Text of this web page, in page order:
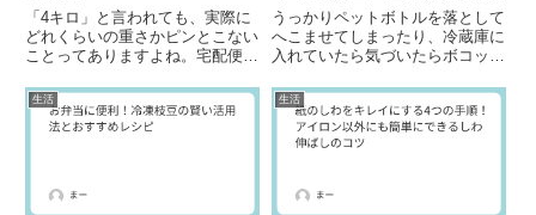
「4キロ」と言われても、実際に
どれくらいの重さかピンとこない
ことってありますよね。宅配便の
さらには赤ちゃんやペットの体重
など、私たちの生活の中で「4キ
ロ」という数字は意外とよく登場
うっかりペットボトルを落として
へこませてしまったり、冷蔵庫に
入れていたら気づいたらボコッと
ませんか。実はペットボトルのへ
こみは、温水や冷凍庫、ドライヤ
ーなど身近なアイテムを使って直
すことができます。さらに、未
生活 生活